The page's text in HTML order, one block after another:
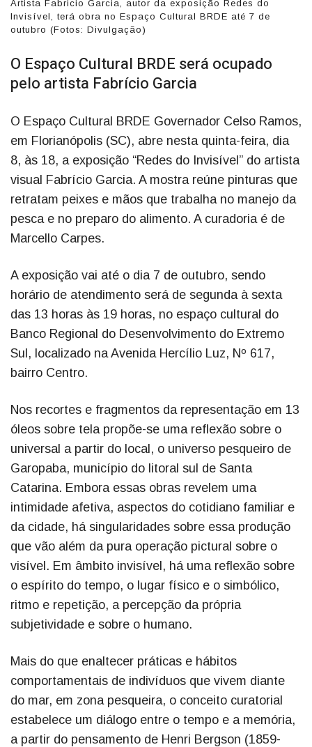
Artista Fabricio Garcia, autor da exposição Redes do
Invisível, terá obra no Espaço Cultural BRDE até 7 de
outubro (Fotos: Divulgação)
O Espaço Cultural BRDE será ocupado
pelo artista Fabrício Garcia
O Espaço Cultural BRDE Governador Celso Ramos,
em Florianópolis (SC), abre nesta quinta-feira, dia
8, às 18, a exposição “Redes do Invisível” do artista
visual Fabrício Garcia. A mostra reúne pinturas que
retratam peixes e mãos que trabalha no manejo da
pesca e no preparo do alimento. A curadoria é de
Marcello Carpes.
A exposição vai até o dia 7 de outubro, sendo
horário de atendimento será de segunda à sexta
das 13 horas às 19 horas, no espaço cultural do
Banco Regional do Desenvolvimento do Extremo
Sul, localizado na Avenida Hercílio Luz, Nº 617,
bairro Centro.
Nos recortes e fragmentos da representação em 13
óleos sobre tela propõe-se uma reflexão sobre o
universal a partir do local, o universo pesqueiro de
Garopaba, município do litoral sul de Santa
Catarina. Embora essas obras revelem uma
intimidade afetiva, aspectos do cotidiano familiar e
da cidade, há singularidades sobre essa produção
que vão além da pura operação pictural sobre o
visível. Em âmbito invisível, há uma reflexão sobre
o espírito do tempo, o lugar físico e o simbólico,
ritmo e repetição, a percepção da própria
subjetividade e sobre o humano.
Mais do que enaltecer práticas e hábitos
comportamentais de indivíduos que vivem diante
do mar, em zona pesqueira, o conceito curatorial
estabelece um diálogo entre o tempo e a memória,
a partir do pensamento de Henri Bergson (1859-